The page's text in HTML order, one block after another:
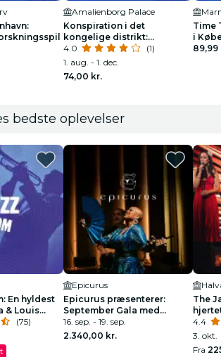
Amalienborg Palace
Konspiration i det
kongelige distrikt:
Udendørs udforskningsspil
i København
4.0
(1)
1. aug. - 1. dec.
74,00 kr.
Time
i
89,99
bedste oplevelser
En hyldest
& Louis
(75)
Epicurus
Epicurus præsenterer:
September Gala med
Prince's Personal Chefs og
Vocalist
16. sep. - 19. sep.
2.340,00 kr.
The
4.4
3. okt.
Fra